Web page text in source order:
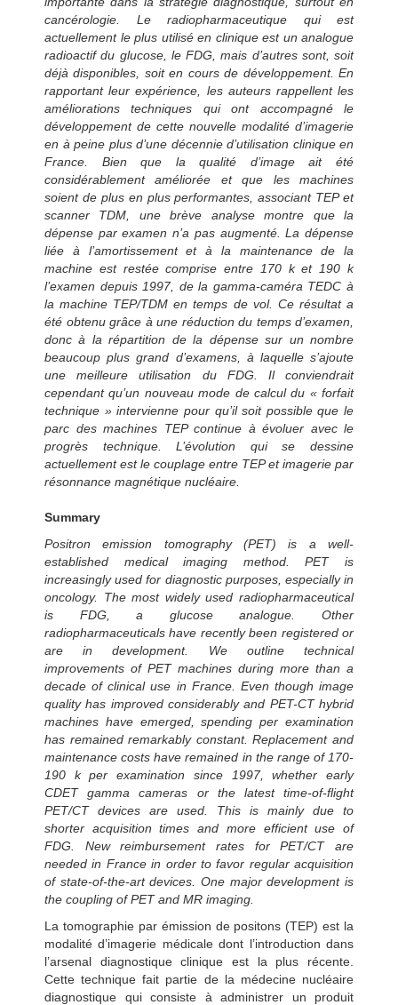
cancérologie. Le radiopharmaceutique qui est
actuellement le plus utilisé en clinique est un analogue
radioactif du glucose, le FDG, mais d’autres sont, soit
déjà disponibles, soit en cours de développement. En
rapportant leur expérience, les auteurs rappellent les
améliorations techniques qui ont accompagné le
développement de cette nouvelle modalité d’imagerie
en à peine plus d’une décennie d’utilisation clinique en
France. Bien que la qualité d’image ait été
considérablement améliorée et que les machines
soient de plus en plus performantes, associant TEP et
scanner TDM, une brève analyse montre que la
dépense par examen n’a pas augmenté. La dépense
liée à l’amortissement et à la maintenance de la
machine est restée comprise entre 170 k et 190 k
l’examen depuis 1997, de la gamma-caméra TEDC à
la machine TEP/TDM en temps de vol. Ce résultat a
été obtenu grâce à une réduction du temps d’examen,
donc à la répartition de la dépense sur un nombre
beaucoup plus grand d’examens, à laquelle s’ajoute
une meilleure utilisation du FDG. Il conviendrait
cependant qu’un nouveau mode de calcul du « forfait
technique » intervienne pour qu’il soit possible que le
parc des machines TEP continue à évoluer avec le
progrès technique. L’évolution qui se dessine
actuellement est le couplage entre TEP et imagerie par
résonnance magnétique nucléaire.
Summary
Positron emission tomography (PET) is a well-
established medical imaging method. PET is
increasingly used for diagnostic purposes, especially in
oncology. The most widely used radiopharmaceutical
is FDG, a glucose analogue. Other
radiopharmaceuticals have recently been registered or
are in development. We outline technical
improvements of PET machines during more than a
decade of clinical use in France. Even though image
quality has improved considerably and PET-CT hybrid
machines have emerged, spending per examination
has remained remarkably constant. Replacement and
maintenance costs have remained in the range of 170-
190 k per examination since 1997, whether early
CDET gamma cameras or the latest time-of-flight
PET/CT devices are used. This is mainly due to
shorter acquisition times and more efficient use of
FDG. New reimbursement rates for PET/CT are
needed in France in order to favor regular acquisition
of state-of-the-art devices. One major development is
the coupling of PET and MR imaging.
La tomographie par émission de positons (TEP) est la
modalité d’imagerie médicale dont l’introduction dans
l’arsenal diagnostique clinique est la plus récente.
Cette technique fait partie de la médecine nucléaire
diagnostique qui consiste à administrer un produit